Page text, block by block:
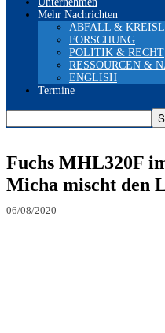
Mehr Nachrichten
ABFALL &
FORSCHUNG
POLITIK & RECHT
RESSOURCEN &
ENGLISH
Termine
Fuchs MHL320F
Micha mischt den
06/08/2020